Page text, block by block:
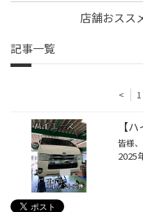
店舗おスス
記事一覧
< 1
【
2025